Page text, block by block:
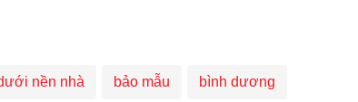
nền nhà bảo mẫu bình dương